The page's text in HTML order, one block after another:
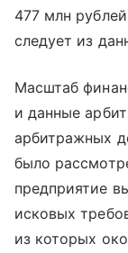
477 млн
следует из
Масштаб
и данные
арбитражных
было
предприятие
исковых
из которых